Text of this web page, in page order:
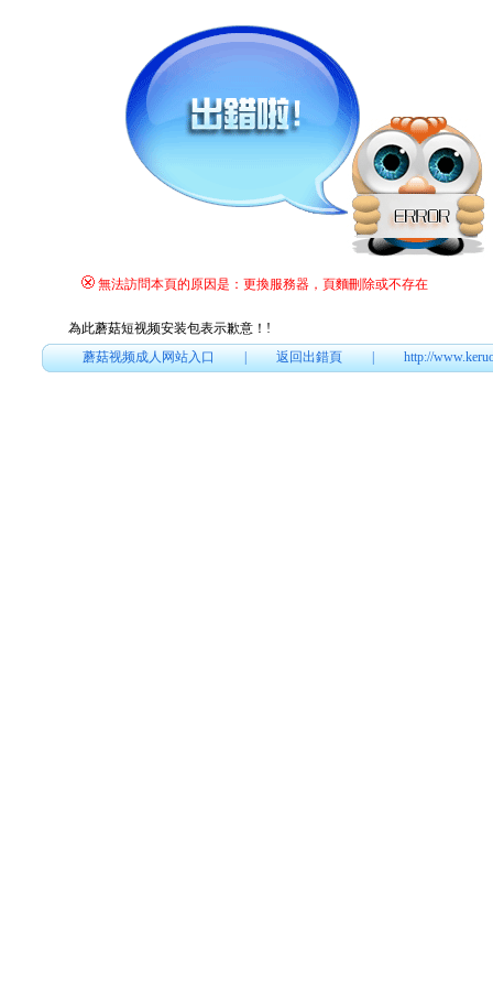
無法訪問本頁的原因是：更換服務器，頁麵刪除或不存在
為此蘑菇短视频安装包表示歉意！ !
蘑菇视频成人网站入口|返回出錯頁|http://